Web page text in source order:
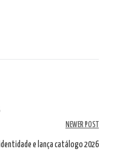
NEWER POST
identidade e lança catálogo 2026